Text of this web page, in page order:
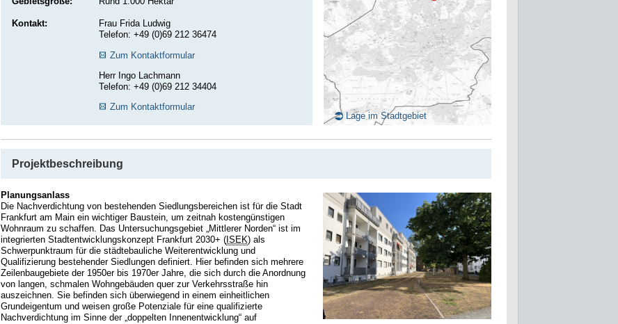
Kontakt:
Frau Frida Ludwig
Telefon: +49 (0)69 212 36474
Zum Kontaktformular
Herr Ingo Lachmann
Telefon: +49 (0)69 212 34404
Zum Kontaktformular
Lage im Stadtgebiet
Projektbeschreibung
Planungsanlass
Die Nachverdichtung von bestehenden Siedlungsbereichen ist für die Stadt
Frankfurt am Main ein wichtiger Baustein, um zeitnah kostengünstigen
Wohnraum zu schaffen. Das Untersuchungsgebiet „Mittlerer Norden“ ist im
integrierten Stadtentwicklungskonzept Frankfurt 2030+ (ISEK) als
Schwerpunktraum für die städtebauliche Weiterentwicklung und
Qualifizierung bestehender Siedlungen definiert. Hier befinden sich mehrere
Zeilenbaugebiete der 1950er bis 1970er Jahre, die sich durch die Anordnung
von langen, schmalen Wohngebäuden quer zur Verkehrsstraße hin
auszeichnen. Sie befinden sich überwiegend in einem einheitlichen
Grundeigentum und weisen große Potenziale für eine qualifizierte
Nachverdichtung im Sinne der „doppelten Innenentwicklung“ auf